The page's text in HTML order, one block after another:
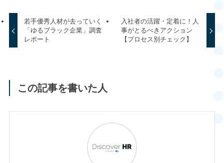
若手優秀人材が去っていく
「ゆるブラック企業」調査
レポート
入社者の活躍・定着に！人
事がとるべきアクション
【プロセス別チェック】
この記事を書いた人